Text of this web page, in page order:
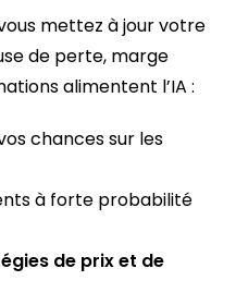
mettez à jour votre
de perte, marge
alimentent l’IA :
chances sur les
à forte probabilité
de prix et de